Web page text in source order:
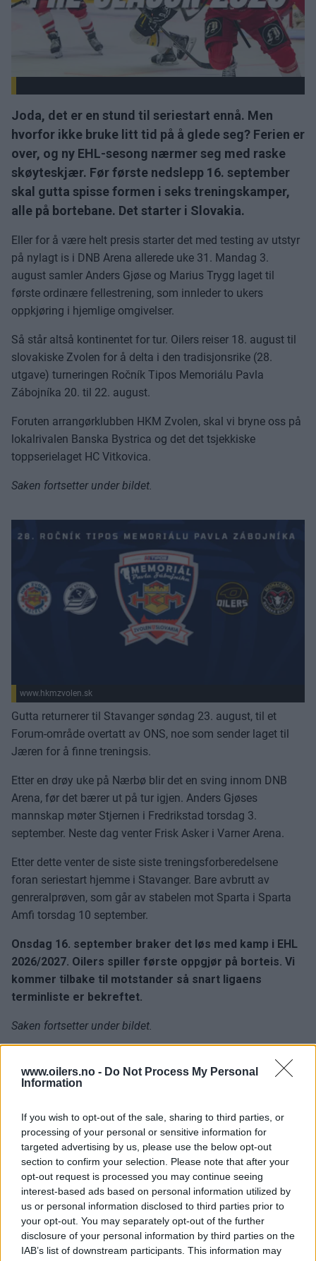
www.oilers.no - Do Not Process My Personal
Information
If you wish to opt-out of the sale, sharing to third parties, or
processing of your personal or sensitive information for
targeted advertising by us, please use the below opt-out
section to confirm your selection. Please note that after your
opt-out request is processed you may continue seeing
interest-based ads based on personal information utilized by
us or personal information disclosed to third parties prior to
your opt-out. You may separately opt-out of the further
disclosure of your personal information by third parties on the
IAB’s list of downstream participants. This information may
Joda, det er en stund til seriestart ennå. Men
hvorfor ikke bruke litt tid på å glede seg? Ferien er
over, og ny EHL-sesong nærmer seg med raske
skøyteskjær. Før første nedslepp 16. september
skal gutta spisse formen i seks treningskamper,
alle på bortebane. Det starter i Slovakia.
Eller for å være helt presis starter det med testing av utstyr
på nylagt is i DNB Arena allerede uke 31. Mandag 3.
august samler Anders Gjøse og Marius Trygg laget til
første ordinære fellestrening, som innleder to ukers
oppkjøring i hjemlige omgivelser.
Så står altså kontinentet for tur. Oilers reiser 18. august til
slovakiske Zvolen for å delta i den tradisjonsrike (28.
utgave) turneringen Ročník Tipos Memoriálu Pavla
Zábojníka 20. til 22. august.
Foruten arrangørklubben HKM Zvolen, skal vi bryne oss på
lokalrivalen Banska Bystrica og det det tsjekkiske
toppserielaget HC Vitkovica.
Saken fortsetter under bildet.
www.hkmzvolen.sk
Gutta returnerer til Stavanger søndag 23. august, til et
Forum-område overtatt av ONS, noe som sender laget til
Jæren for å finne treningsis.
Etter en drøy uke på Nærbø blir det en sving innom DNB
Arena, før det bærer ut på tur igjen. Anders Gjøses
mannskap møter Stjernen i Fredrikstad torsdag 3.
september. Neste dag venter Frisk Asker i Varner Arena.
Etter dette venter de siste siste treningsforberedelsene
foran seriestart hjemme i Stavanger. Bare avbrutt av
genreralprøven, som går av stabelen mot Sparta i Sparta
Amfi torsdag 10 september.
Onsdag 16. september braker det løs med kamp i EHL
2026/2027. Oilers spiller første oppgjør på borteis. Vi
kommer tilbake til motstander så snart ligaens
terminliste er bekreftet.
Saken fortsetter under bildet.
oilers.no
Oilers gjør unna generalprøven foran ny sesong i Sparta